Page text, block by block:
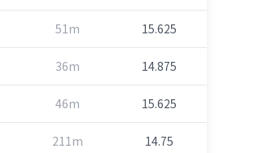
51m 15.625
36m 14.875
46m 15.625
211m 14.75